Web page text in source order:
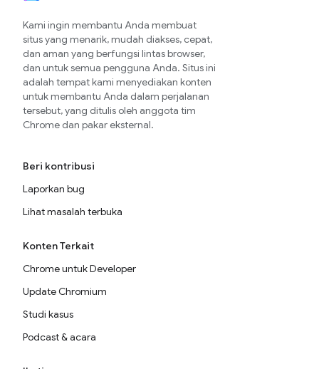
Kami ingin membantu Anda membuat
situs yang menarik, mudah diakses, cepat,
dan aman yang berfungsi lintas browser,
dan untuk semua pengguna Anda. Situs ini
adalah tempat kami menyediakan konten
untuk membantu Anda dalam perjalanan
tersebut, yang ditulis oleh anggota tim
Chrome dan pakar eksternal.
Beri kontribusi
Laporkan bug
Lihat masalah terbuka
Konten Terkait
Chrome untuk Developer
Update Chromium
Studi kasus
Podcast & acara